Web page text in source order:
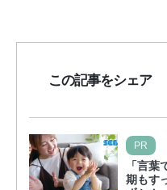
この記事をシェア
PR
「言
期もす